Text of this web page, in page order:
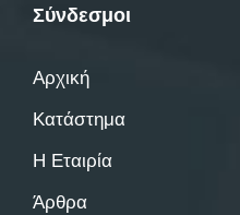
Σύνδεσμοι
Αρχική
Κατάστημα
Η Εταιρία
Άρθρα